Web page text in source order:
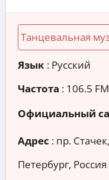
Танцевальная
Язык : Русский
Частота : 106.5 FM
Официальный
Адрес : пр.
Петербург, Россия